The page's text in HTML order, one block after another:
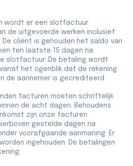
wordt er een slotfactuur
de uitgevoerde werken inclusief
De cliënt is gehouden het saldo van
ten laatste 15 dagen na
slotfactuur. De betaling wordt
het ogenblik dat de rekening
de aannemer is gecrediteerd.
facturen moeten schriftelijk
de acht dagen. Behoudens
zijn onze facturen
gestelde dagen na
voorafgaande aanmaning. Er
ingehouden. De betalingen